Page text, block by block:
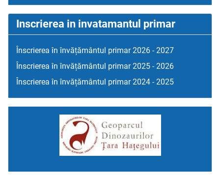
Inscrierea in invatamantul primar
Înscrierea în învățământul primar 2026 - 2027
Înscrierea în învățământul primar 2025 - 2026
Înscrierea în învățământul primar 2024 - 2025